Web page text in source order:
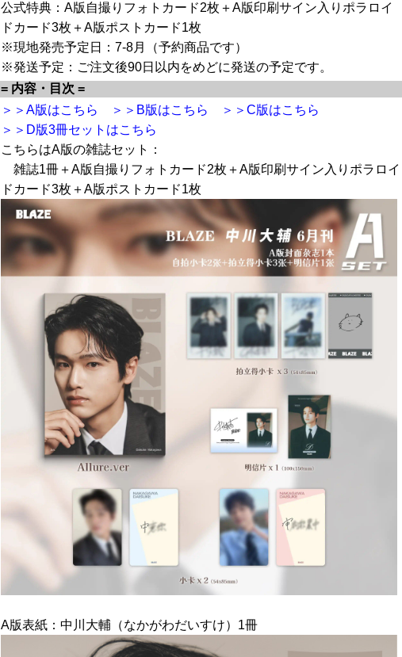
公式特典：A版自撮りフォトカード2枚＋A版印刷サイン入りポラロイ
ドカード3枚＋A版ポストカード1枚
※現地発売予定日：7-8月（予約商品です）
※発送予定：ご注文後90日以内をめどに発送の予定です。
= 内容・目次 =
＞＞A版はこちら
＞＞B版はこちら
＞＞C版はこちら
＞＞D版3冊セットはこちら
こちらはA版の雑誌セット：
雑誌1冊＋A版自撮りフォトカード2枚＋A版印刷サイン入りポラロイ
ドカード3枚＋A版ポストカード1枚
A版表紙：中川大輔（なかがわだいすけ）1冊